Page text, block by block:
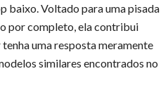
baixo. Voltado para uma pisada
por completo, ela contribui
uma resposta meramente
similares encontrados no